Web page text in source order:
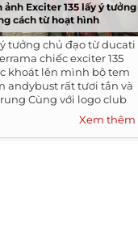
ảnh Exciter 135 lấy ý tưởng
cách từ hoạt hình
tưởng chủ đạo từ ducati
chiếc exciter 135
khoát lên mình bộ tem
andybust rất tươi tắn và
Cùng với logo club
tiền giang, phần đầu xe
mạnh mẽ hơn với cặp...
Xem thêm